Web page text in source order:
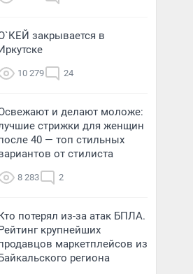
закрывается в
10 279 24
и делают моложе:
стрижки для женщин
40 — топ стильных
от стилиста
8 283 2
потерял из-за атак БПЛА.
крупнейших
маркетплейсов из
региона